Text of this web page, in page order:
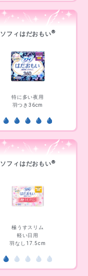
ソフィはだおもい®
特に多い夜用
羽つき36cm
ソフィはだおもい®
極うすスリム
軽い日用
羽なし17.5cm